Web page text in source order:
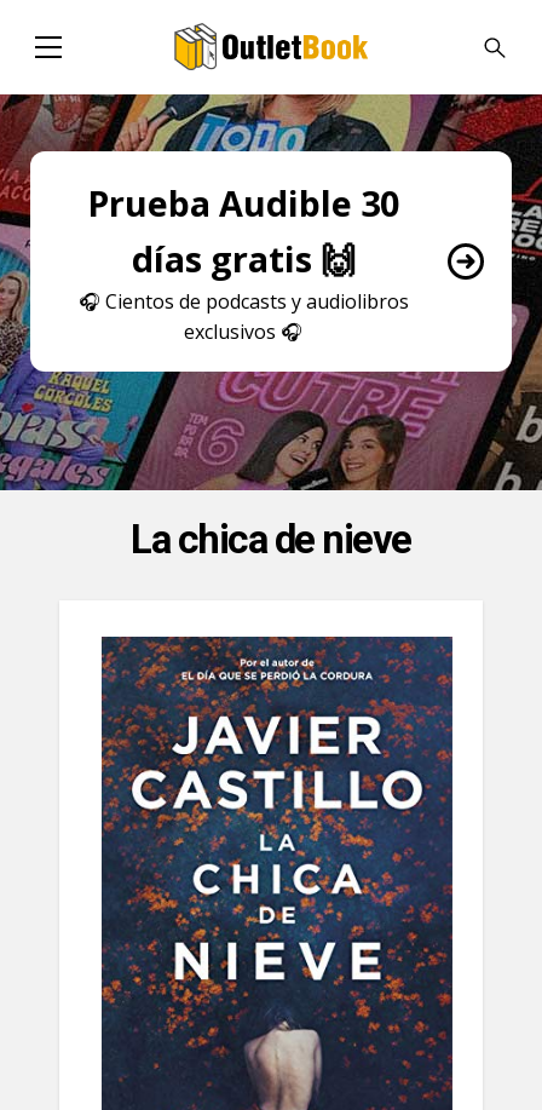
Prueba Audible 30
días gratis 🙌
🎧 Cientos de podcasts y audiolibros
exclusivos 🎧
La chica de nieve